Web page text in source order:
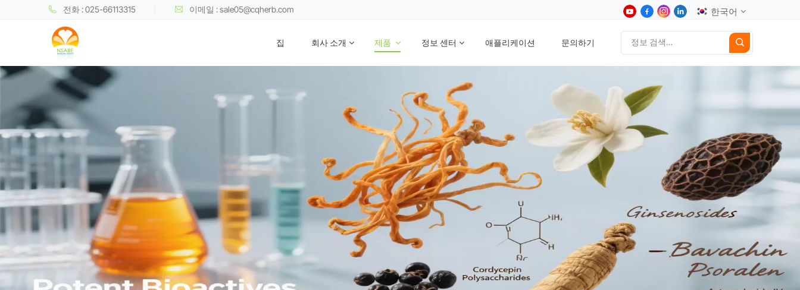
전화 : 025-66113315 이메일 : sale05@cqherb.com 한국어
Español
日本語
한국어
집 회사 소개 제품 정보 센터 애플리케이션 문의하기